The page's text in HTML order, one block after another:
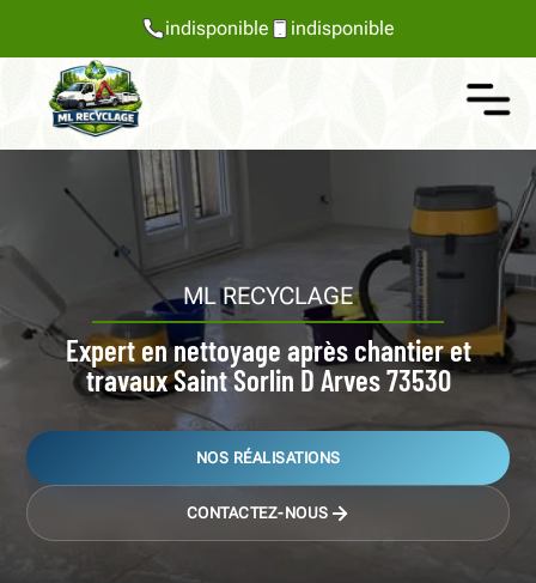
indisponible indisponible
ML RECYCLAGE
Expert en nettoyage après chantier et
travaux Saint Sorlin D Arves 73530
NOS RÉALISATIONS
CONTACTEZ-NOUS